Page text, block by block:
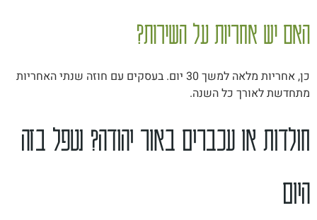
האם יש אחריות על השירות?
כן, אחריות מלאה למשך 30 יום. בעסקים עם חוזה שנתי האחריות
מתחדשת לאורך כל השנה.
חולדות או עכברים באור יהודה? נטפל בזה
היום